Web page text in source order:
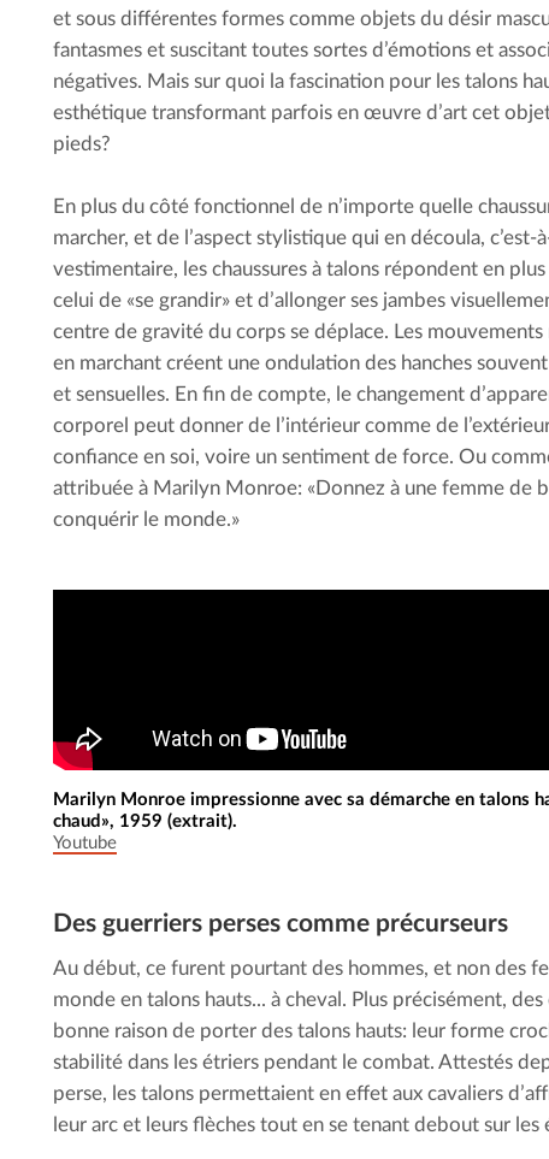
et sous différentes formes comme objets du désir
fantasmes et suscitant toutes sortes d’émotions et
négatives. Mais sur quoi la fascination pour les talons
esthétique transformant parfois en œuvre d’art cet
pieds?
En plus du côté fonctionnel de n’importe quelle
marcher, et de l’aspect stylistique qui en découla, c’est-
vestimentaire, les chaussures à talons répondent en
celui de «se grandir» et d’allonger ses jambes
centre de gravité du corps se déplace. Les
en marchant créent une ondulation des hanches
et sensuelles. En fin de compte, le changement
corporel peut donner de l’intérieur comme de
confiance en soi, voire un sentiment de force. Ou
attribuée à Marilyn Monroe: «Donnez à une femme de
conquérir le monde.»
Marilyn Monroe impressionne avec sa démarche en talons
chaud», 1959 (extrait).
Youtube
Des guerriers perses comme précurseurs
Au début, ce furent pourtant des hommes, et non des
monde en talons hauts... à cheval. Plus précisément,
bonne raison de porter des talons hauts: leur forme
stabilité dans les étriers pendant le combat. Attestés
perse, les talons permettaient en effet aux cavaliers
leur arc et leurs flèches tout en se tenant debout sur les